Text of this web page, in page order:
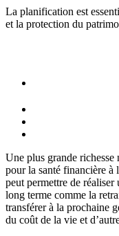
La planification est
et la protection du
Une plus grande richesse
pour la santé financière
peut permettre de
long terme comme la
transférer à la prochaine
du coût de la vie et